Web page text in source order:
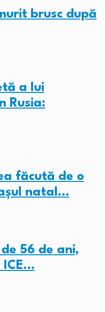
brusc după
a lui
Rusia:
făcută de o
natal…
56 de ani,
ICE…